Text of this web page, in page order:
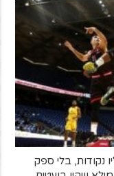
נקודות, בלי ספק